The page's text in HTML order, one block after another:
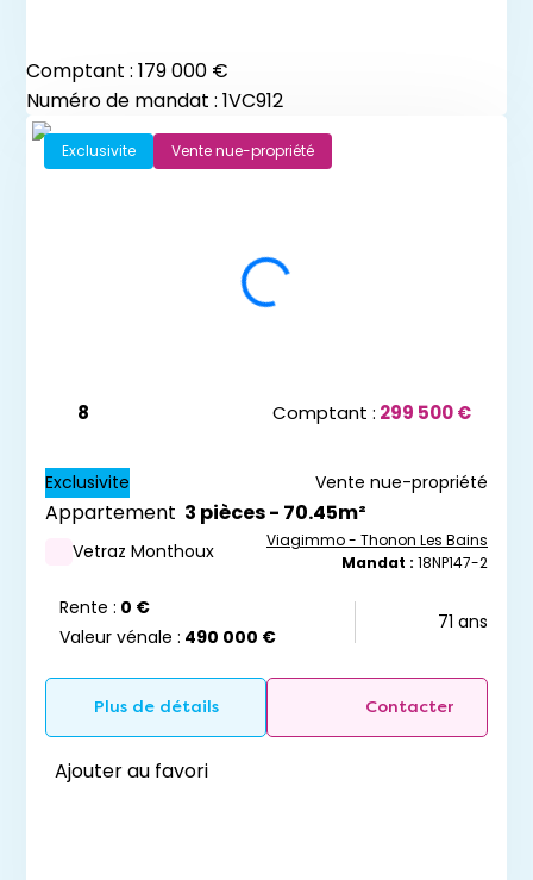
Comptant : 179 000 €
Numéro de mandat : 1VC912
Exclusivite Vente nue-propriété
8 Comptant : 299 500 €
Exclusivite Vente nue-propriété
Appartement 3 pièces - 70.45m²
Vetraz Monthoux
Viagimmo - Thonon Les Bains
Mandat : 18NP147-2
Rente : 0 €
Valeur vénale : 490 000 €
71 ans
Plus de détails Contacter
Ajouter au favori